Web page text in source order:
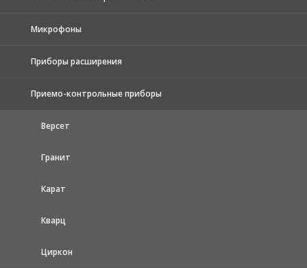
Микрофоны
Приборы расширения
Приемо-контрольные приборы
Версет
Гранит
Карат
Кварц
Циркон